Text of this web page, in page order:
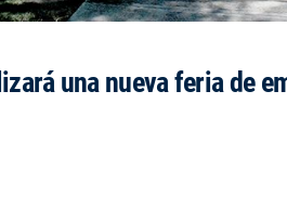
una nueva feria de